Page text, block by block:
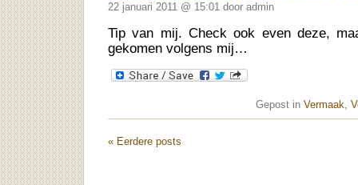
22 januari 2011 @ 15:01 door admin
Tip van mij. Check ook even deze,
gekomen volgens mij…
Gepost in Vermaak
« Eerdere posts